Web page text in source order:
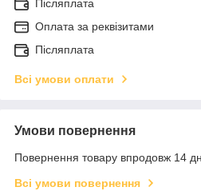
Післяплата
Оплата за реквізитами
Післяплата
Всі умови оплати
Умови повернення
Повернення товару впродовж 14
Всі умови повернення